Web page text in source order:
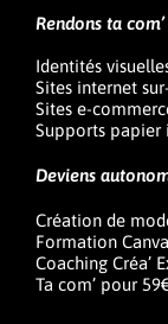
Rendons ta
Identités
Sites internet
Sites e-
Supports papier
Deviens
Création de
Formation
Coaching Créa’
Ta com’ pour